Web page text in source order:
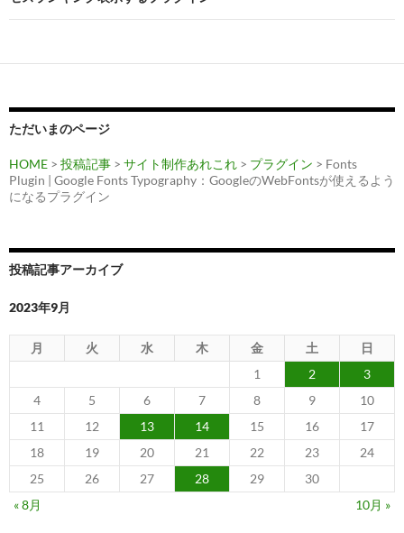
ゲ
シ
ョ
ン
ただいまのページ
HOME > 投稿記事 > サイト制作あれこれ > プラグイン > Fonts
Plugin | Google Fonts Typography：GoogleのWebFontsが使えるよう
になるプラグイン
投稿記事アーカイブ
2023年9月
月 火 水 木 金 土
日
1
2
3
4
5 6 7 8 9
10
11
12 13 14 15 16
17
18
19 20 21 22 23
24
25
26 27 28 29
30
« 8月
10月 »